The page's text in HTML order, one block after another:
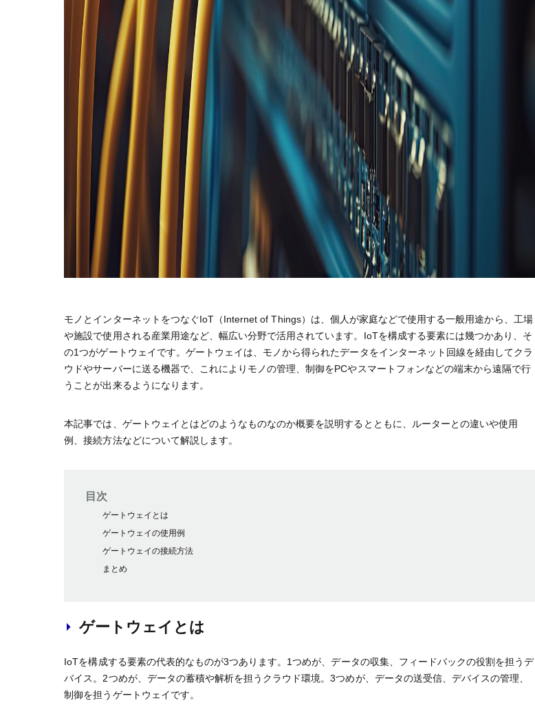
モノとインターネットをつなぐIoT（Internet of Things）は、個人が家庭などで使用する一般用途から、工場
や施設で使用される産業用途など、幅広い分野で活用されています。IoTを構成する要素には幾つかあり、そ
の1つがゲートウェイです。ゲートウェイは、モノから得られたデータをインターネット回線を経由してクラ
ウドやサーバーに送る機器で、これによりモノの管理、制御をPCやスマートフォンなどの端末から遠隔で行
うことが出来るようになります。
本記事では、ゲートウェイとはどのようなものなのか概要を説明するとともに、ルーターとの違いや使用
例、接続方法などについて解説します。
目次
ゲートウェイとは
ゲートウェイの使用例
ゲートウェイの接続方法
まとめ
ゲートウェイとは
IoTを構成する要素の代表的なものが3つあります。1つめが、データの収集、フィードバックの役割を担うデ
バイス。2つめが、データの蓄積や解析を担うクラウド環境。3つめが、データの送受信、デバイスの管理、
制御を担うゲートウェイです。